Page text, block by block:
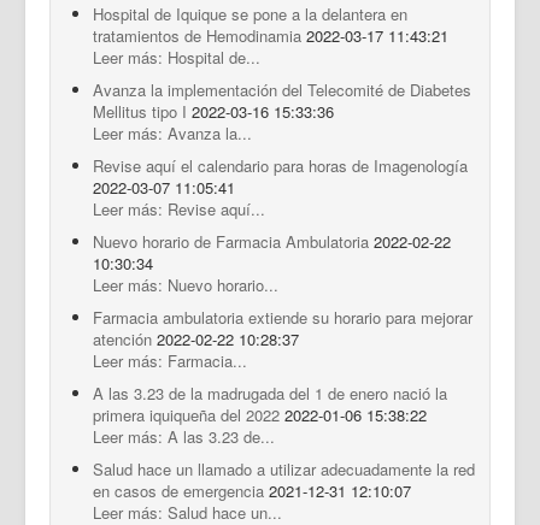
Hospital de Iquique se pone a la delantera en
tratamientos de Hemodinamia 2022-03-17 11:43:21
Leer más: Hospital de...
Avanza la implementación del Telecomité de Diabetes
Mellitus tipo I 2022-03-16 15:33:36
Leer más: Avanza la...
Revise aquí el calendario para horas de Imagenología
2022-03-07 11:05:41
Leer más: Revise aquí...
Nuevo horario de Farmacia Ambulatoria 2022-02-22
10:30:34
Leer más: Nuevo horario...
Farmacia ambulatoria extiende su horario para mejorar
atención 2022-02-22 10:28:37
Leer más: Farmacia...
A las 3.23 de la madrugada del 1 de enero nació la
primera iquiqueña del 2022 2022-01-06 15:38:22
Leer más: A las 3.23 de...
Salud hace un llamado a utilizar adecuadamente la red
en casos de emergencia 2021-12-31 12:10:07
Leer más: Salud hace un...